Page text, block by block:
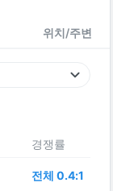
위치/주변
경쟁률
전체 0.4:1